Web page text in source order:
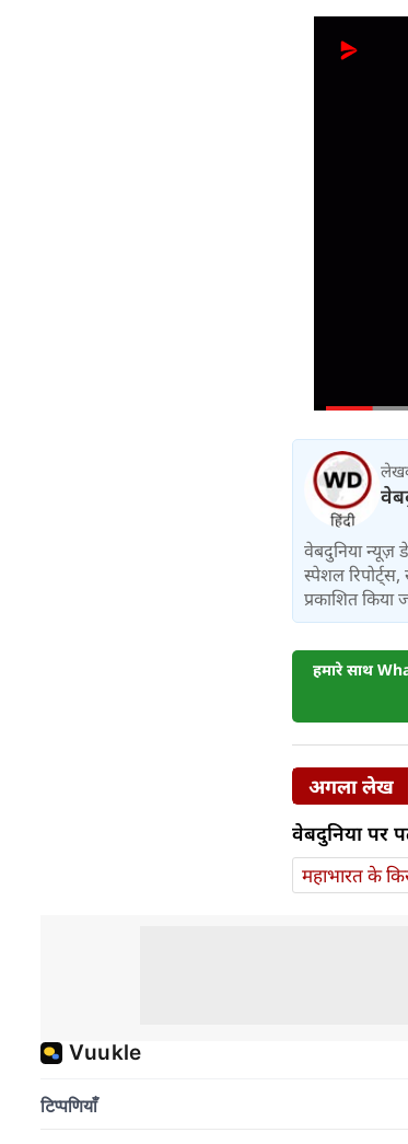
वेबदुनिया न्यूज़
स्पेशल
प्रकाशित किया
हमारे साथ
अगला लेख
वेबदुनिया पर
महाभारत के